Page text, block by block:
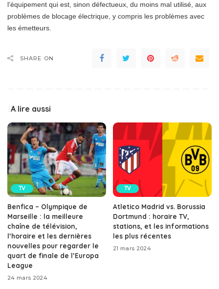
l’équipement qui est, sinon défectueux, du moins mal utilisé, aux
problèmes de blocage électrique, y compris les problèmes avec
les émetteurs.
SHARE ON
A lire aussi
TV
Benfica – Olympique de
Marseille : la meilleure
chaîne de télévision,
l’horaire et les dernières
nouvelles pour regarder le
quart de finale de l’Europa
League
24 mars 2024
TV
Atletico Madrid vs. Borussia
Dortmund : horaire TV,
stations, et les informations
les plus récentes
21 mars 2024